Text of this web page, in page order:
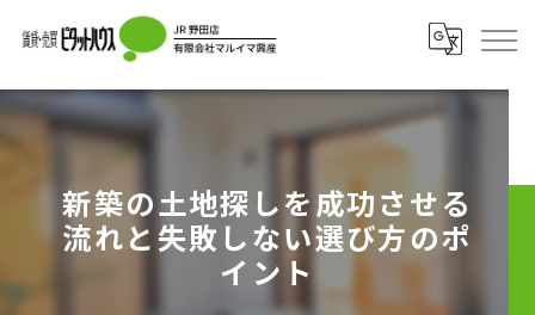
新築の土地探しを成功させる
流れと失敗しない選び方のポ
イント